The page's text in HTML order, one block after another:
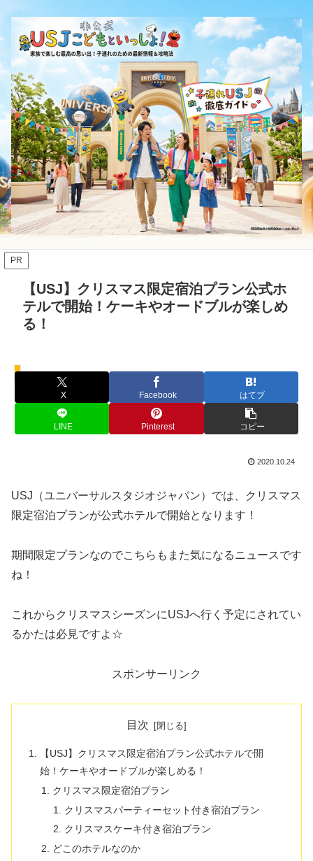
PR
【USJ】クリスマス限定宿泊プラン公式ホ
テルで開始！ケーキやオードブルが楽しめ
る！
ホテル
X Facebook はてブ
LINE Pinterest コピー
2020.10.24
USJ（ユニバーサルスタジオジャパン）では、クリスマス
限定宿泊プランが公式ホテルで開始となります！
期間限定プランなのでこちらもまた気になるニュースです
ね！
これからクリスマスシーズンにUSJへ行く予定にされてい
るかたは必見ですよ☆
スポンサーリンク
目次
【USJ】クリスマス限定宿泊プラン公式ホテルで開
始！ケーキやオードブルが楽しめる！
クリスマス限定宿泊プラン
クリスマスパーティーセット付き宿泊プラン
クリスマスケーキ付き宿泊プラン
どこのホテルなのか